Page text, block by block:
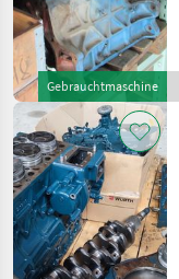
Gebrauchtmaschine